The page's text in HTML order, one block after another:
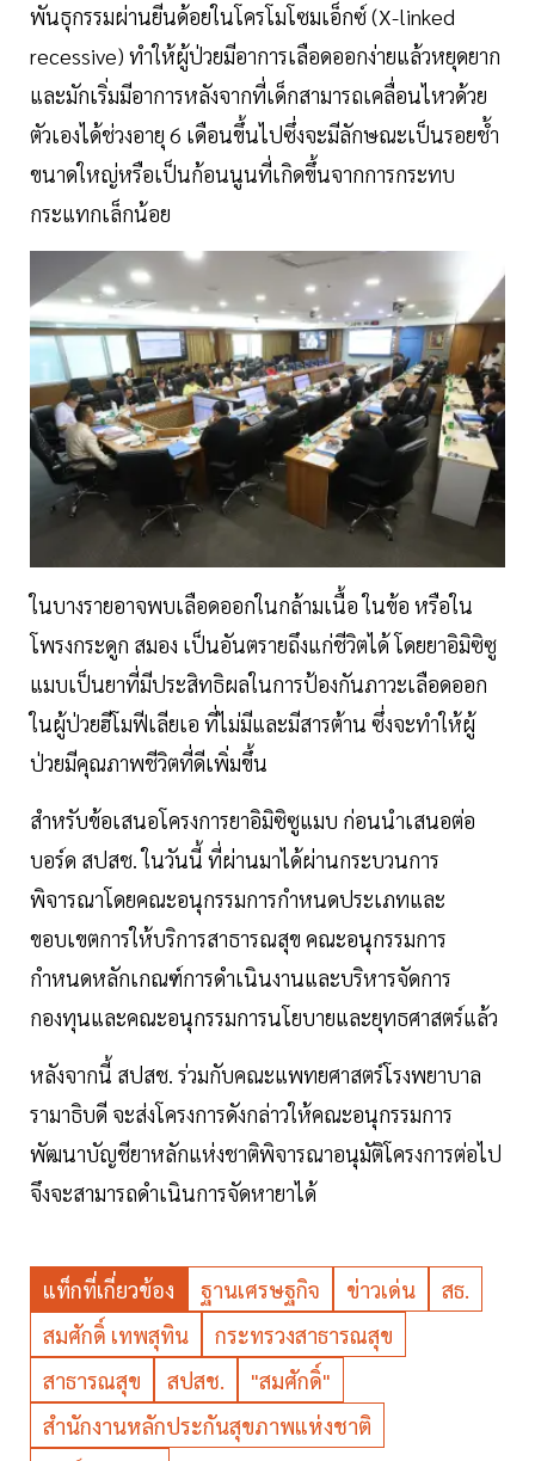
พันธุกรรมผ่านยีนด้อยในโครโมโซมเอ็กซ์ (X-linked
recessive) ทำให้ผู้ป่วยมีอาการเลือดออกง่ายแล้วหยุดยาก
และมักเริ่มมีอาการหลังจากที่เด็กสามารถเคลื่อนไหวด้วย
ตัวเองได้ช่วงอายุ 6 เดือนขึ้นไปซึ่งจะมีลักษณะเป็นรอยช้ำ
ขนาดใหญ่หรือเป็นก้อนนูนที่เกิดขึ้นจากการกระทบ
กระแทกเล็กน้อย
ในบางรายอาจพบเลือดออกในกล้ามเนื้อ ในข้อ หรือใน
โพรงกระดูก สมอง เป็นอันตรายถึงแก่ชีวิตได้ โดยยาอิมิซิซู
แมบเป็นยาที่มีประสิทธิผลในการป้องกันภาวะเลือดออก
ในผู้ป่วยฮีโมฟีเลียเอ ที่ไม่มีและมีสารต้าน ซึ่งจะทำให้ผู้
ป่วยมีคุณภาพชีวิตที่ดีเพิ่มขึ้น
สำหรับข้อเสนอโครงการยาอิมิซิซูแมบ ก่อนนำเสนอต่อ
บอร์ด สปสช. ในวันนี้ ที่ผ่านมาได้ผ่านกระบวนการ
พิจารณาโดยคณะอนุกรรมการกำหนดประเภทและ
ขอบเขตการให้บริการสาธารณสุข คณะอนุกรรมการ
กำหนดหลักเกณฑ์การดำเนินงานและบริหารจัดการ
กองทุนและคณะอนุกรรมการนโยบายและยุทธศาสตร์แล้ว
หลังจากนี้ สปสช. ร่วมกับคณะแพทยศาสตร์โรงพยาบาล
รามาธิบดี จะส่งโครงการดังกล่าวให้คณะอนุกรรมการ
พัฒนาบัญชียาหลักแห่งชาติพิจารณาอนุมัติโครงการต่อไป
จึงจะสามารถดำเนินการจัดหายาได้
แท็กที่เกี่ยวข้อง ฐานเศรษฐกิจ ข่าวเด่น
สธ.
สมศักดิ์ เทพสุทิน
กระทรวงสาธารณสุข
สาธารณสุข
สปสช.
"สมศักดิ์"
สำนักงานหลักประกันสุขภาพแห่งชาติ